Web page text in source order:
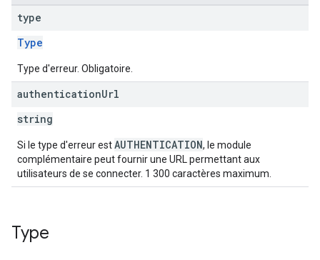
type
Type
Type d'erreur. Obligatoire.
authenticationUrl
string
Si le type d'erreur estAUTHENTICATION, le module
complémentaire peut fournir une URL permettant aux
utilisateurs de se connecter. 1 300 caractères maximum.
Type